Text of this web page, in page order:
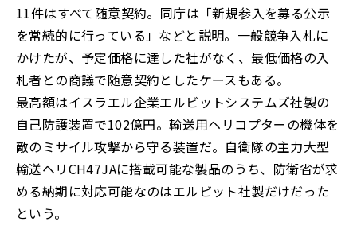
11件はすべて随意契約。同庁は「新規参入を募る公示
を常続的に行っている」などと説明。一般競争入札に
かけたが、予定価格に達した社がなく、最低価格の入
札者との商議で随意契約としたケースもある。
最高額はイスラエル企業エルビットシステムズ社製の
自己防護装置で102億円。輸送用ヘリコプターの機体を
敵のミサイル攻撃から守る装置だ。自衛隊の主力大型
輸送ヘリCH47JAに搭載可能な製品のうち、防衛省が求
める納期に対応可能なのはエルビット社製だけだった
という。